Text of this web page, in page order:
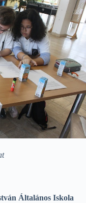
Általános Iskola